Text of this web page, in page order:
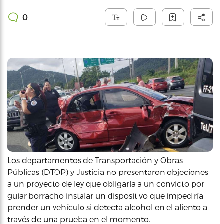
0
Los departamentos de Transportación y Obras
Públicas (DTOP) y Justicia no presentaron objeciones
a un proyecto de ley que obligaría a un convicto por
guiar borracho instalar un dispositivo que impediría
prender un vehículo si detecta alcohol en el aliento a
través de una prueba en el momento.